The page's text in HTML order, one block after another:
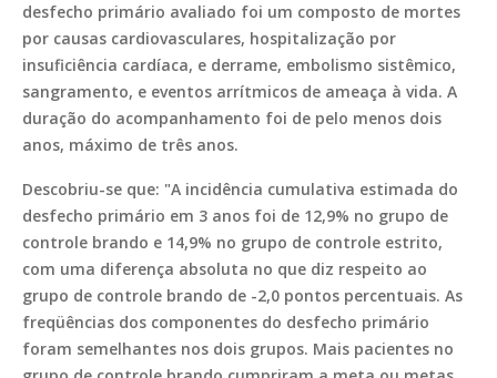
desfecho primário avaliado foi um composto de mortes
por causas cardiovasculares, hospitalização por
insuficiência cardíaca, e derrame, embolismo sistêmico,
sangramento, e eventos arrítmicos de ameaça à vida. A
duração do acompanhamento foi de pelo menos dois
anos, máximo de três anos.
Descobriu-se que: "A incidência cumulativa estimada do
desfecho primário em 3 anos foi de 12,9% no grupo de
controle brando e 14,9% no grupo de controle estrito,
com uma diferença absoluta no que diz respeito ao
grupo de controle brando de -2,0 pontos percentuais. As
freqüências dos componentes do desfecho primário
foram semelhantes nos dois grupos. Mais pacientes no